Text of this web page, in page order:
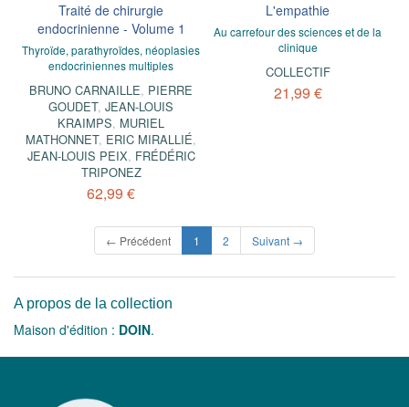
Traité de chirurgie
endocrinienne - Volume 1
Thyroïde, parathyroïdes, néoplasies
endocriniennes multiples
BRUNO CARNAILLE, PIERRE
GOUDET,JEAN-LOUIS
KRAIMPS, MURIEL
MATHONNET, ERIC MIRALLIÉ,
JEAN-LOUIS PEIX, FRÉDÉRIC
TRIPONEZ
62,99 €
L'empathie
Au carrefour des sciences et de la
clinique
COLLECTIF
21,99 €
← Précédent 1 (current)
2 Suivant →
A propos de la collection
Maison d'édition : DOIN.